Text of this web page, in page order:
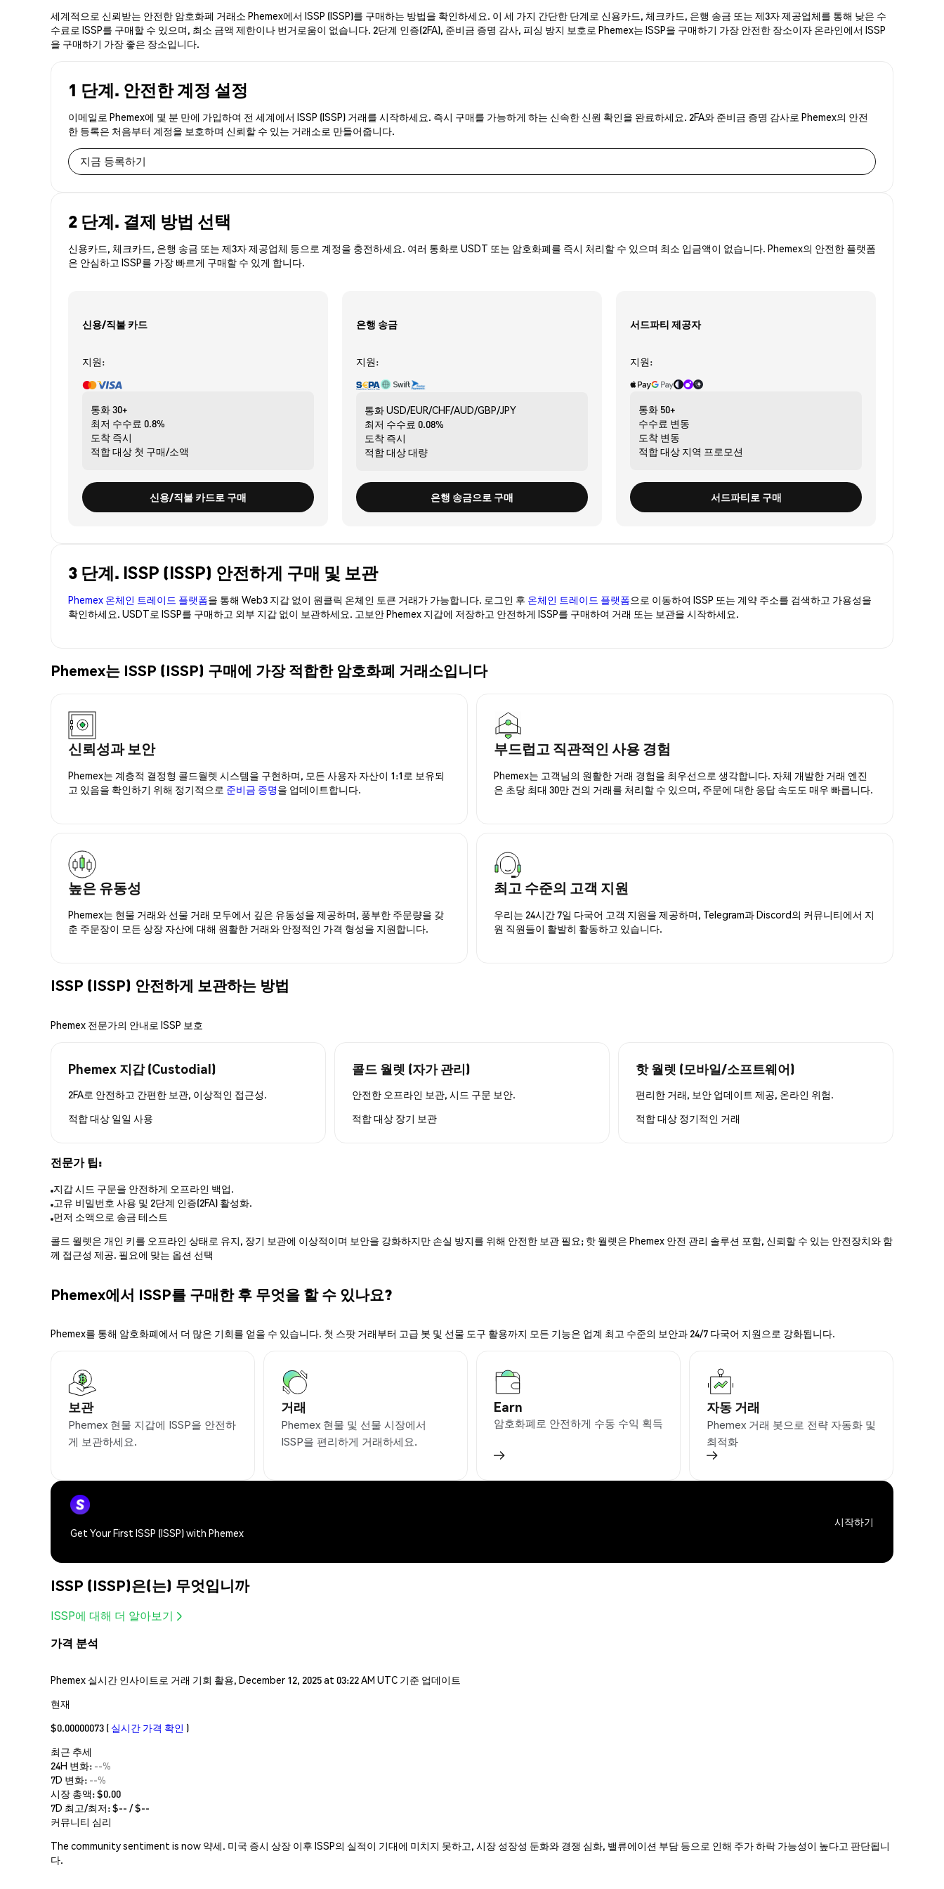
세계적으로 신뢰받는 안전한 암호화폐 거래소 Phemex에서 ISSP (ISSP)를 구매하는 방법을 확인하세요. 이 세 가지 간단한 단계로 신용카드, 체크카드, 은행 송금 또는 제3자 제공업체를 통해 낮은 수
수료로 ISSP를 구매할 수 있으며, 최소 금액 제한이나 번거로움이 없습니다. 2단계 인증(2FA), 준비금 증명 감사, 피싱 방지 보호로 Phemex는 ISSP을 구매하기 가장 안전한 장소이자 온라인에서 ISSP
을 구매하기 가장 좋은 장소입니다.
1 단계. 안전한 계정 설정
이메일로 Phemex에 몇 분 만에 가입하여 전 세계에서 ISSP (ISSP) 거래를 시작하세요. 즉시 구매를 가능하게 하는 신속한 신원 확인을 완료하세요. 2FA와 준비금 증명 감사로 Phemex의 안전
한 등록은 처음부터 계정을 보호하며 신뢰할 수 있는 거래소로 만들어줍니다.
지금 등록하기
2 단계. 결제 방법 선택
신용카드, 체크카드, 은행 송금 또는 제3자 제공업체 등으로 계정을 충전하세요. 여러 통화로 USDT 또는 암호화폐를 즉시 처리할 수 있으며 최소 입금액이 없습니다. Phemex의 안전한 플랫폼
은 안심하고 ISSP를 가장 빠르게 구매할 수 있게 합니다.
신용/직불 카드
지원:
통화30+
최저 수수료 0.8%
도착 즉시
적합 대상 첫 구매/소액
신용/직불 카드로 구매
은행 송금
지원:
통화USD/EUR/CHF/AUD/GBP/JPY
최저 수수료 0.08%
도착 즉시
적합 대상대량
은행 송금으로 구매
서드파티 제공자
지원:
통화 50+
수수료 변동
도착 변동
적합 대상 지역 프로모션
서드파티로 구매
3 단계. ISSP (ISSP) 안전하게 구매 및 보관
Phemex 온체인 트레이드 플랫폼을 통해 Web3 지갑 없이 원클릭 온체인 토큰 거래가 가능합니다. 로그인 후 온체인 트레이드 플랫폼으로 이동하여 ISSP 또는 계약 주소를 검색하고 가용성을
확인하세요. USDT로 ISSP를 구매하고 외부 지갑 없이 보관하세요. 고보안 Phemex 지갑에 저장하고 안전하게 ISSP를 구매하여 거래 또는 보관을 시작하세요.
Phemex는 ISSP (ISSP) 구매에 가장 적합한 암호화폐 거래소입니다
신뢰성과 보안
Phemex는 계층적 결정형 콜드월렛 시스템을 구현하며, 모든 사용자 자산이 1:1로 보유되
고 있음을 확인하기 위해 정기적으로 준비금 증명을 업데이트합니다.
부드럽고 직관적인 사용 경험
Phemex는 고객님의 원활한 거래 경험을 최우선으로 생각합니다. 자체 개발한 거래 엔진
은 초당 최대 30만 건의 거래를 처리할 수 있으며, 주문에 대한 응답 속도도 매우 빠릅니다.
높은 유동성
Phemex는 현물 거래와 선물 거래 모두에서 깊은 유동성을 제공하며, 풍부한 주문량을 갖
춘 주문장이 모든 상장 자산에 대해 원활한 거래와 안정적인 가격 형성을 지원합니다.
최고 수준의 고객 지원
우리는 24시간 7일 다국어 고객 지원을 제공하며, Telegram과 Discord의 커뮤니티에서 지
원 직원들이 활발히 활동하고 있습니다.
ISSP (ISSP) 안전하게 보관하는 방법
Phemex 전문가의 안내로 ISSP 보호
Phemex 지갑 (Custodial)
2FA로 안전하고 간편한 보관, 이상적인 접근성.
적합 대상 일일 사용
콜드 월렛 (자가 관리)
안전한 오프라인 보관, 시드 구문 보안.
적합 대상 장기 보관
핫 월렛 (모바일/소프트웨어)
편리한 거래, 보안 업데이트 제공, 온라인 위험.
적합 대상 정기적인 거래
전문가 팁:
지갑 시드 구문을 안전하게 오프라인 백업.
고유 비밀번호 사용 및 2단계 인증(2FA) 활성화.
먼저 소액으로 송금 테스트
콜드 월렛은 개인 키를 오프라인 상태로 유지, 장기 보관에 이상적이며 보안을 강화하지만 손실 방지를 위해 안전한 보관 필요; 핫 월렛은 Phemex 안전 관리 솔루션 포함, 신뢰할 수 있는 안전장치와 함
께 접근성 제공. 필요에 맞는 옵션 선택
Phemex에서 ISSP를 구매한 후 무엇을 할 수 있나요?
Phemex를 통해 암호화폐에서 더 많은 기회를 얻을 수 있습니다. 첫 스팟 거래부터 고급 봇 및 선물 도구 활용까지 모든 기능은 업계 최고 수준의 보안과 24/7 다국어 지원으로 강화됩니다.
보관
Phemex 현물 지갑에 ISSP을 안전하
게 보관하세요.
거래
Phemex 현물 및 선물 시장에서
ISSP을 편리하게 거래하세요.
Earn
암호화폐로 안전하게 수동 수익 획득
자동 거래
Phemex 거래 봇으로 전략 자동화 및
최적화
Get Your First ISSP (ISSP) with Phemex
시작하기
ISSP (ISSP)은(는) 무엇입니까
ISSP에 대해 더 알아보기
가격 분석
Phemex 실시간 인사이트로 거래 기회 활용, December 12, 2025 at 03:22 AM UTC 기준 업데이트
현재
$0.00000073 ( 실시간 가격 확인 )
최근 추세
24H 변화: --%
7D 변화: --%
시장 총액:$0.00
7D 최고/최저: $-- / $--
커뮤니티 심리
The community sentiment is now 약세. 미국 증시 상장 이후 ISSP의 실적이 기대에 미치지 못하고, 시장 성장성 둔화와 경쟁 심화, 밸류에이션 부담 등으로 인해 주가 하락 가능성이 높다고 판단됩니
다.